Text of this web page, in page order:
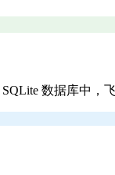
数据库中，